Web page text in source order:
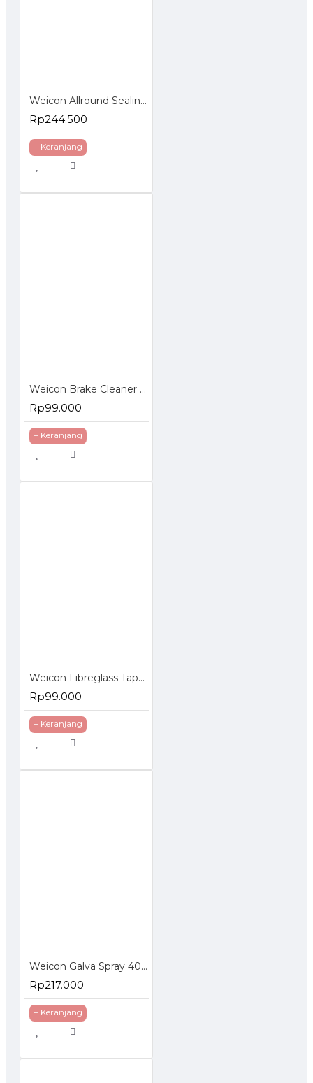
Weicon Allround Sealing Spray 400 ml Lem Anti Bocor
Rp244.500
+ Keranjang
Weicon Brake Cleaner 500 ml Pembersih Multifungsi Otomotif
Rp99.000
+ Keranjang
Weicon Fibreglass Tape Cloth 1000x50mm Lembaran Fiber
Rp99.000
+ Keranjang
Weicon Galva Spray 400 ml Corrosion Protection Pelapis Anti Karat
Rp217.000
+ Keranjang